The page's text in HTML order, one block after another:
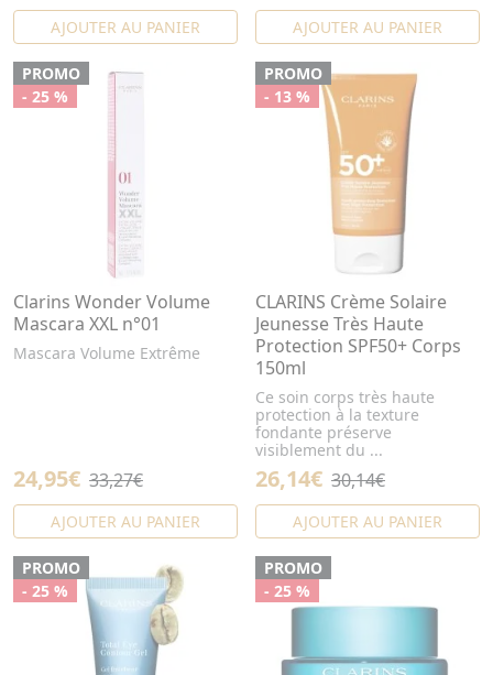
AJOUTER AU PANIER AJOUTER AU PANIER
PROMO
- 25 %
Clarins Wonder Volume
Mascara XXL n°01
Mascara Volume Extrême
24,95€ 33,27€
AJOUTER AU PANIER
PROMO
- 13 %
CLARINS Crème Solaire
Jeunesse Très Haute
Protection SPF50+ Corps
150ml
Ce soin corps très haute
protection à la texture
fondante préserve
visiblement du ...
26,14€ 30,14€
AJOUTER AU PANIER
PROMO
- 25 %
PROMO
- 25 %